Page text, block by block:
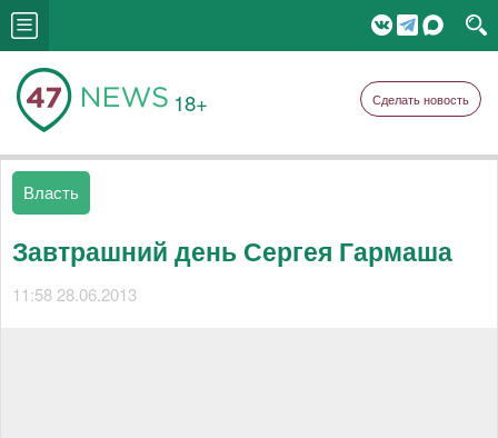
18+ Сделать новость
Власть
Завтрашний день Сергея Гармаша
11:58 28.06.2013